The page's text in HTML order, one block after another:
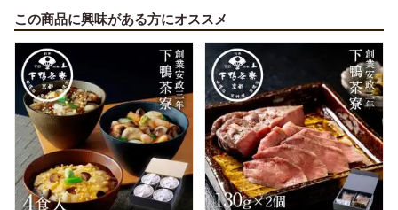
この商品に興味がある方にオススメ